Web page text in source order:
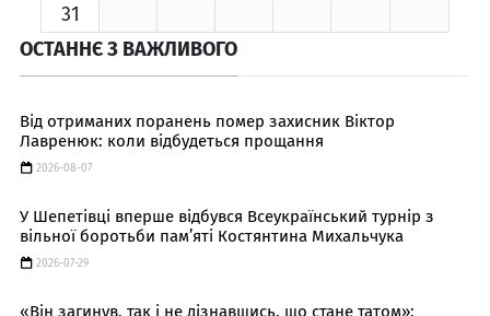
31
ОСТАННЄ З ВАЖЛИВОГО
Від отриманих поранень помер захисник Віктор
Лавренюк: коли відбудеться прощання
2026-08-07
У Шепетівці вперше відбувся Всеукраїнський турнір з
вільної боротьби пам’яті Костянтина Михальчука
2026-07-29
«Він загинув, так і не дізнавшись, що стане татом»: